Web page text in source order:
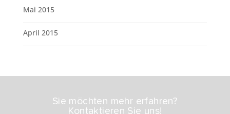
Mai 2015
April 2015
Sie möchten mehr erfahren?
Kontaktieren Sie uns!